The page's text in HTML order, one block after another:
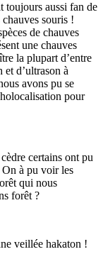
toujours aussi fan de
souris !
de chauves
une chauves
la plupart d’entre
d’ultrason à
avons pu se
pour
certains ont pu
On à pu voir les
qui nous
forêt ?
veillée hakaton !